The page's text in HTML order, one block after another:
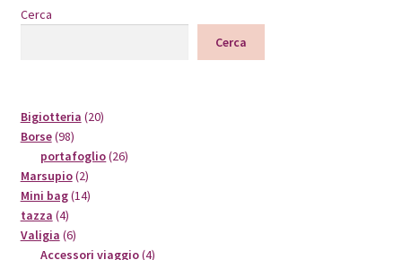
Cerca
Cerca
Bigiotteria 2020
Borse 9898
prodotti
portafoglio 2626
Marsupio 22
prodotti
Mini bag 1414
tazza 44
prodotti
Valigia 66
prodotti
Accessori viaggio 44